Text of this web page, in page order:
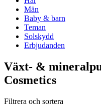
Män
Baby & barn
Teman
Solskydd
Erbjudanden
Växt- &
Cosmetics
Filtrera och sortera